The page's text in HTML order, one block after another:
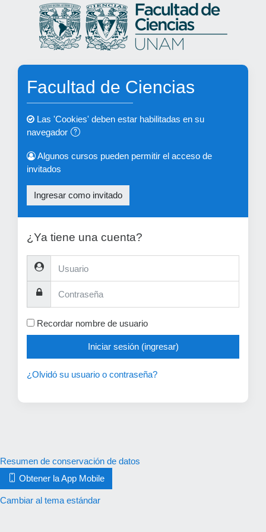
Saltar al contenido principal
Facultad de Ciencias
Las 'Cookies' deben estar habilitadas en su
navegador
Algunos cursos pueden permitir el acceso de
invitados
Ingresar como invitado
¿Ya tiene una cuenta?
Usuario
Contraseña
Recordar nombre de usuario
Iniciar sesión (ingresar)
¿Olvidó su usuario o contraseña?
Resumen de conservación de datos
Obtener la App Mobile
Cambiar al tema estándar